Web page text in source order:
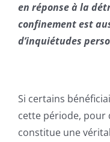
en réponse à la
confinement est
d’inquiétudes
Si certains
cette période, pour
constitue une